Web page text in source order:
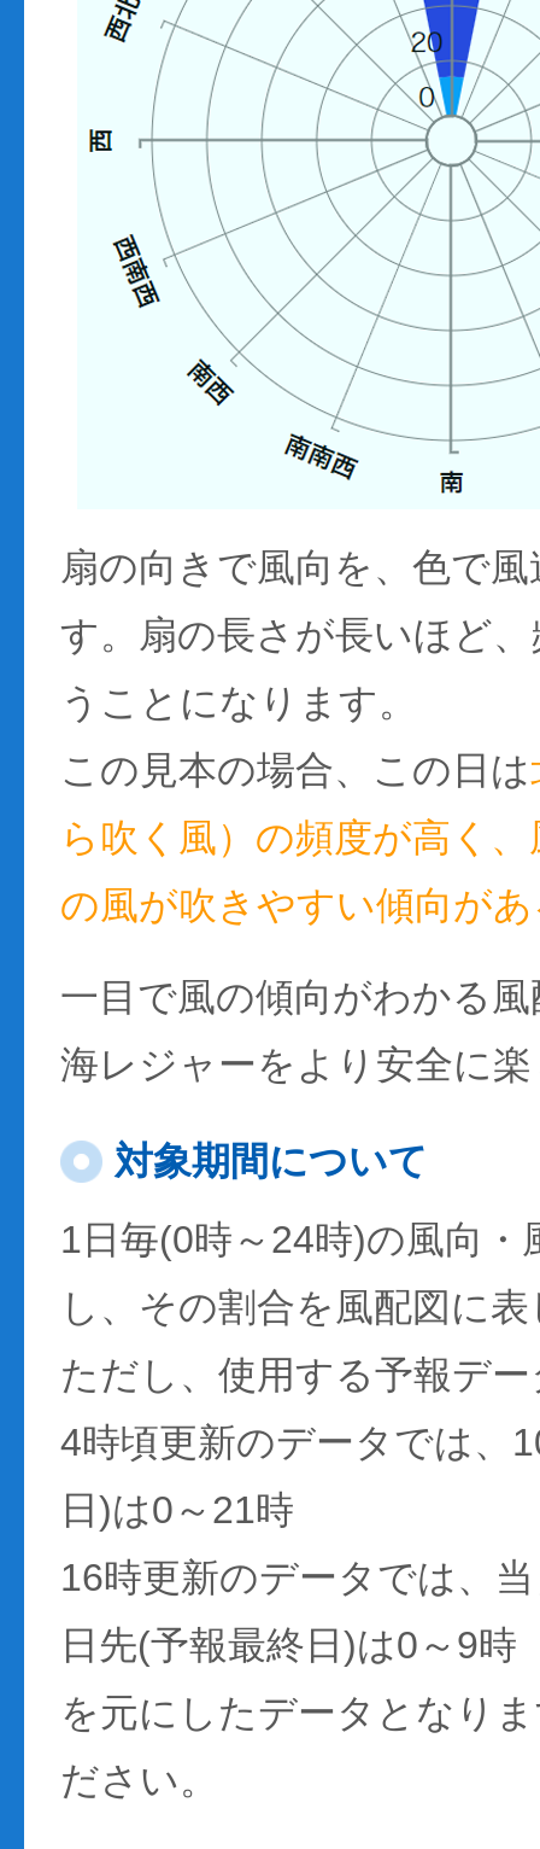
扇の向きで風向を、色で
す。扇の長さが長いほど
うことになります。
この見本の場合、この日は
ら吹く風）の頻度が高く
の風が吹きやすい傾向が
一目で風の傾向がわかる
海レジャーをより安全に
対象期間について
1日毎(0時～24時)の風向・
し、その割合を風配図に
ただし、使用する予報デ
4時頃更新のデータでは、
日)は0～21時
16時更新のデータでは、
日先(予報最終日)は0～9時
を元にしたデータとなり
ださい。